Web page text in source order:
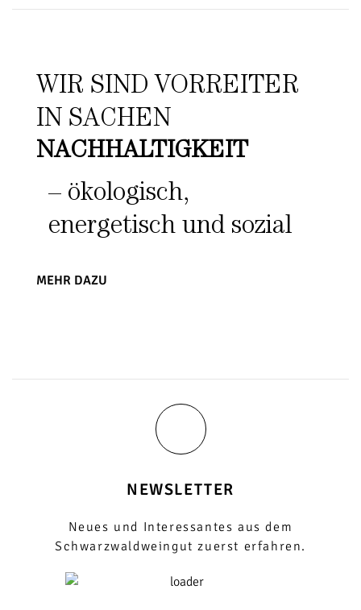
WIR SIND VORREITER
IN SACHEN
NACHHALTIGKEIT
– ökologisch,
energetisch und sozial
MEHR DAZU
NEWSLETTER
Neues und Interessantes aus dem
Schwarzwaldweingut zuerst erfahren.